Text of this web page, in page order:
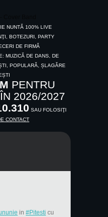
NUNTĂ 100% LIVE
BOTEZURI, PARTY
DE FIRMĂ
MUZICĂ DE DANS, DE
POPULARĂ, ȘLAGĂRE
PENTRU
2026/2027
SAU FOLOSIŢI
CONTACT
in #Pitesti cu